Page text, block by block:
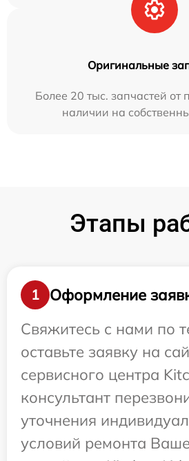
Оригинальные
Более 20 тыс. запчастей от
наличии на
Этапы
1
Оформление
Свяжитесь с нами по
оставьте заявку на
сервисного центра
консультант
уточнения
условий ремонта